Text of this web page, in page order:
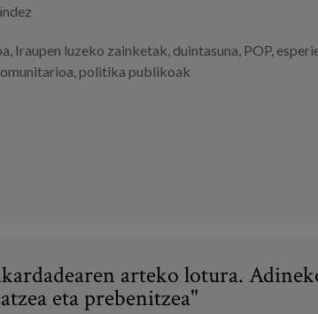
, Iraupen luzeko zainketak, duintasuna, POP,
,politika publikoak
arteko lotura.
eta prebenitzea"